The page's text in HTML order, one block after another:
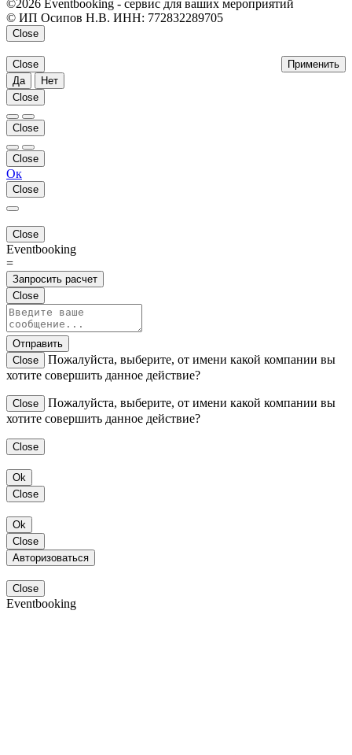
©2026 Eventbooking - сервис для ваших мероприятий
© ИП Осипов Н.В. ИНН: 772832289705
Close
Применить
Close
Да
Нет
Close
Close
Close
Ок
Close
Close
Eventbooking
=
Запросить расчет
Close
Отправить
Close
Пожалуйста, выберите, от имени какой компании вы
хотите совершить данное действие?
Close
Пожалуйста, выберите, от имени какой компании вы
хотите совершить данное действие?
Close
Ok
Close
Ok
Close
Авторизоваться
Close
Eventbooking